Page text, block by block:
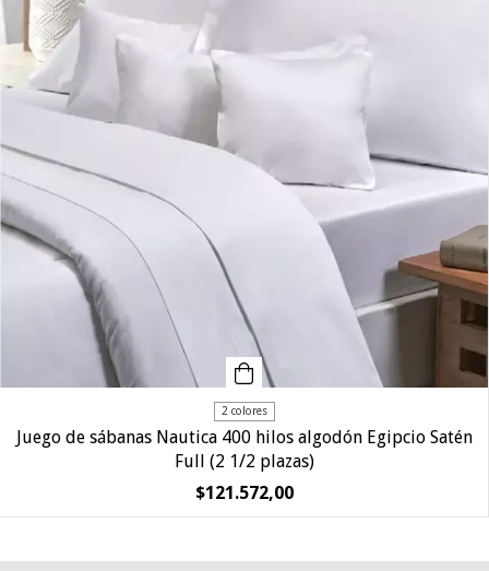
2 colores
Juego de sábanas Nautica 400 hilos algodón Egipcio Satén
Full (2 1/2 plazas)
$121.572,00